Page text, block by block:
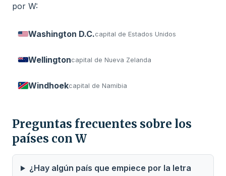
por W:
Washington D.C.capital de Estados Unidos
Wellingtoncapital de Nueva Zelanda
Windhoekcapital de Namibia
Preguntas frecuentes sobre los
países con W
¿Hay algún país que empiece por la letra